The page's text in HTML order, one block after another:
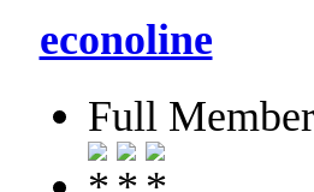
econoline
Full Member